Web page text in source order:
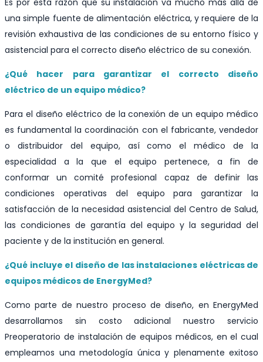
una simple fuente de alimentación eléctrica, y requiere de la
revisión exhaustiva de las condiciones de su entorno físico y
asistencial para el correcto diseño eléctrico de su conexión.
¿Qué hacer para garantizar el correcto diseño
eléctrico de un equipo médico?
Para el diseño eléctrico de la conexión de un equipo médico
es fundamental la coordinación con el fabricante, vendedor
o distribuidor del equipo, así como el médico de la
especialidad a la que el equipo pertenece, a fin de
conformar un comité profesional capaz de definir las
condiciones operativas del equipo para garantizar la
satisfacción de la necesidad asistencial del Centro de Salud,
las condiciones de garantía del equipo y la seguridad del
paciente y de la institución en general.
¿Qué incluye el diseño de las instalaciones eléctricas de
equipos médicos de EnergyMed?
Como parte de nuestro proceso de diseño, en EnergyMed
desarrollamos sin costo adicional nuestro servicio
Preoperatorio de instalación de equipos médicos, en el cual
empleamos una metodología única y plenamente exitoso